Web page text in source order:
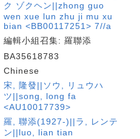
ク ゾクヘン||zhong guo
wen xue lun zhu ji mu xu
bian <BB00117251> 7//a
編輯小組召集: 羅聯添
BA35618783
Chinese
宋, 隆發||ソウ, リュウハ
ツ||song, long fa
<AU10017739>
羅, 聯添(1927-)||ラ, レンテ
ン||luo, lian tian